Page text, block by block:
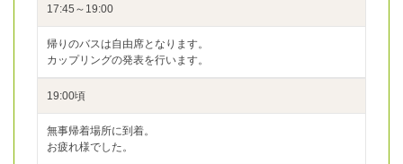
17:45～19:00
帰りのバスは自由席となります。
カップリングの発表を行います。
19:00頃
無事帰着場所に到着。
お疲れ様でした。